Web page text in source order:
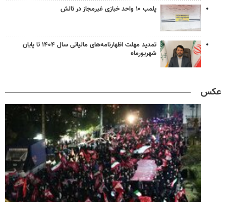
پلمب ۱۰ واحد خبازی غیرمجاز در تالش
تمدید مهلت اظهارنامه‌های مالیاتی سال ۱۴۰۴ تا پایان
شهریورماه
عکس